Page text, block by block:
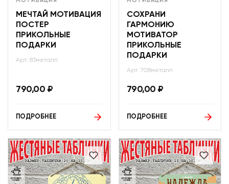
МЕЧТАЙ МОТИВАЦИЯ
ПОСТЕР
ПРИКОЛЬНЫЕ
ПОДАРКИ
Арт: 83металл
790,00 ₽
ПОДРОБНЕЕ
СОХРАНИ
ГАРМОНИЮ
МОТИВАТОР
ПРИКОЛЬНЫЕ
ПОДАРКИ
Арт: 708металл
790,00 ₽
ПОДРОБНЕЕ